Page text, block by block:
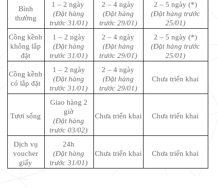
Bình
thường
1 – 2 ngày
(Đặt hàng
trước 31/01)
2 – 4 ngày
(Đặt hàng
trước 29/01)
2 – 5 ngày (*)
(Đặt hàng trước
25/01)
Cồng kềnh
không lắp
đặt
1 – 2 ngày
(Đặt hàng
trước 31/01)
2 – 4 ngày
(Đặt hàng
trước 29/01)
2 – 5 ngày (*)
(Đặt hàng trước
25/01)
Cồng kềnh
có lắp đặt
1 – 2 ngày
(Đặt hàng
trước 31/01)
2 – 4 ngày
(Đặt hàng
trước 29/01)
Chưa triển khai
Tươi sống
Giao hàng 2
giờ
(Đặt hàng
trước 03/02)
Chưa triển khai Chưa triển khai
Dịch vụ
voucher
giấy
24h
(Đặt hàng
trước 31/01)
Chưa triển khai Chưa triển khai